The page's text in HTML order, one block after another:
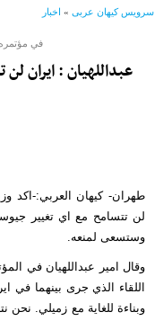
سرویس کیهان عربی » اخبار
في
عبداللهيان : ايران
طهران- كيهان العربي:-اكد
لن تتسامح مع اي تغيير
وستسعى لمنعه.
وقال امير عبداللهيان في
اللقاء الذي جرى بينهما في
وبناءة للغاية مع زميلي. نحن